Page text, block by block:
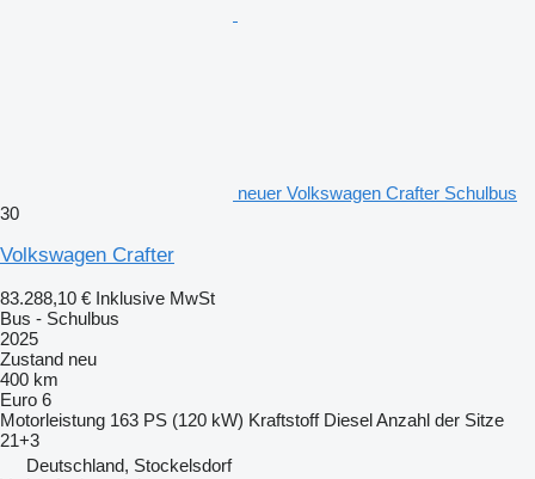
neuer Volkswagen Crafter Schulbus
30
Volkswagen Crafter
83.288,10 € Inklusive MwSt
Bus - Schulbus
2025
Zustand neu
400 km
Euro 6
Motorleistung 163 PS (120 kW) Kraftstoff DieselAnzahl der Sitze
21+3
Deutschland, Stockelsdorf